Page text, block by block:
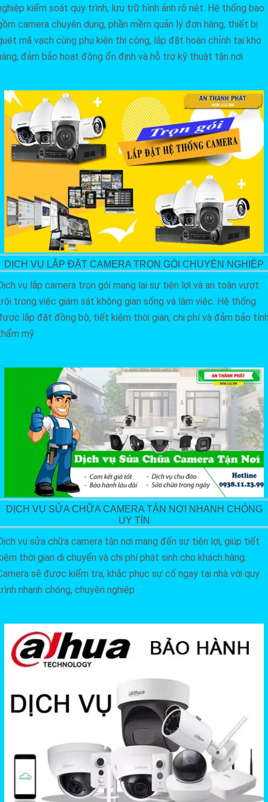
kiểm soát quy trình, lưu trữ hình ảnh rõ nét. Hệ thống bao
camera chuyên dụng, phần mềm quản lý đơn hàng, thiết bị
mã vạch cùng phụ kiện thi công, lắp đặt hoàn chỉnh tại kho
đảm bảo hoạt động ổn định và hỗ trợ kỹ thuật tận nơi
DỊCH VỤ LẮP ĐẶT CAMERA TRỌN GÓI CHUYÊN NGHIỆP
vụ lắp camera trọn gói mang lại sự tiện lợi và an toàn vượt
trong việc giám sát không gian sống và làm việc. Hệ thống
lắp đặt đồng bộ, tiết kiệm thời gian, chi phí và đảm bảo
mỹ
DỊCH VỤ SỬA CHỮA CAMERA TẬN NƠI NHANH CHÓNG
UY TÍN
vụ sửa chữa camera tận nơi mang đến sự tiện lợi, giúp tiết
thời gian di chuyển và chi phí phát sinh cho khách hàng.
sẽ được kiểm tra, khắc phục sự cố ngay tại nhà với quy
nhanh chóng, chuyên nghiệp